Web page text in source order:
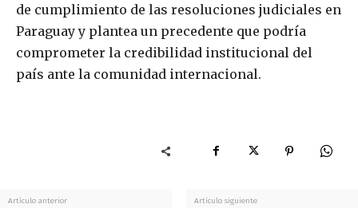
de cumplimiento de las resoluciones judiciales en
Paraguay y plantea un precedente que podría
comprometer la credibilidad institucional del
país ante la comunidad internacional.
Artículo anterior Artículo siguiente